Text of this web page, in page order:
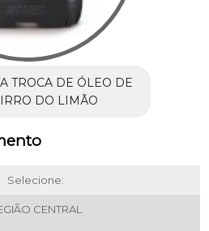
TROCA DE ÓLEO DE
DO LIMÃO
Selecione:
CENTRAL